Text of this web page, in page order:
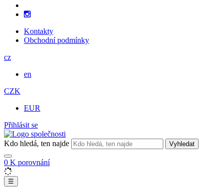
Kontakty
Obchodní podmínky
cz
en
CZK
EUR
Přihlásit se
Kdo hledá, ten najde Vyhledat
0 K porovnání
☰